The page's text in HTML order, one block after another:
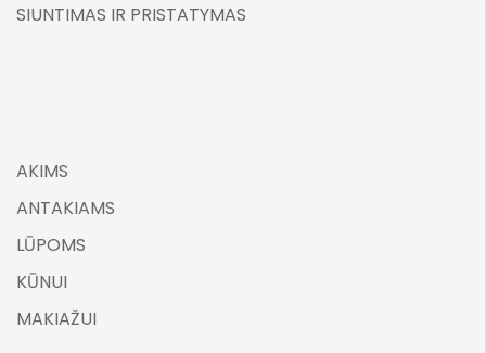
SIUNTIMAS IR PRISTATYMAS
AKIMS
ANTAKIAMS
LŪPOMS
KŪNUI
MAKIAŽUI